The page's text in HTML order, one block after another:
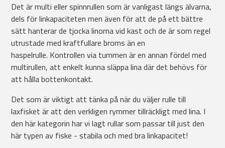
Det är multi eller spinnrullen som är vanligast längs älvarna,
dels för linkapaciteten men även för att de på ett bättre
sätt hanterar de tjocka linorna vid kast och de är som regel
utrustade med kraftfullare broms än en
haspelrulle. Kontrollen via tummen är en annan fördel med
multirullen, att enkelt kunna släppa lina där det behövs för
att hålla bottenkontakt.
Det som är viktigt att tänka på när du väljer rulle till
laxfisket är att den verkligen rymmer tillräckligt med lina. I
den här kategorin har vi lagt rullar som passar till just den
här typen av fiske - stabila och med bra linkapacitet!